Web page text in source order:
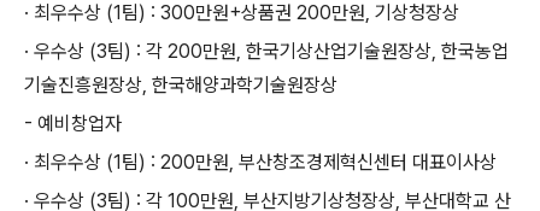
· 최우수상 (1팀) : 300만원+상품권 200만원, 기상청장상
· 우수상 (3팀) : 각 200만원, 한국기상산업기술원장상, 한국농업
기술진흥원장상, 한국해양과학기술원장상
- 예비창업자
· 최우수상 (1팀) : 200만원, 부산창조경제혁신센터 대표이사상
· 우수상 (3팀) : 각 100만원, 부산지방기상청장상, 부산대학교 산